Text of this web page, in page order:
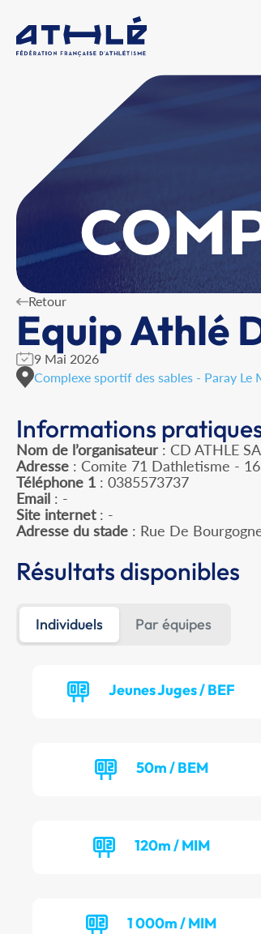
Retour
Equip Athlé
9 Mai 2026
Complexe sportif des sables - Paray
Informations
Nom de l’organisateur : CD ATHLE
Adresse : Comite 71 Dathletisme -
Téléphone 1 : 0385573737
Email : -
Site internet: -
Adresse du stade : Rue De
Résultats disponibles
Individuels Par équipes
Jeunes Juges / BEF
50m / BEM
120m / MIM
1 000m / MIM